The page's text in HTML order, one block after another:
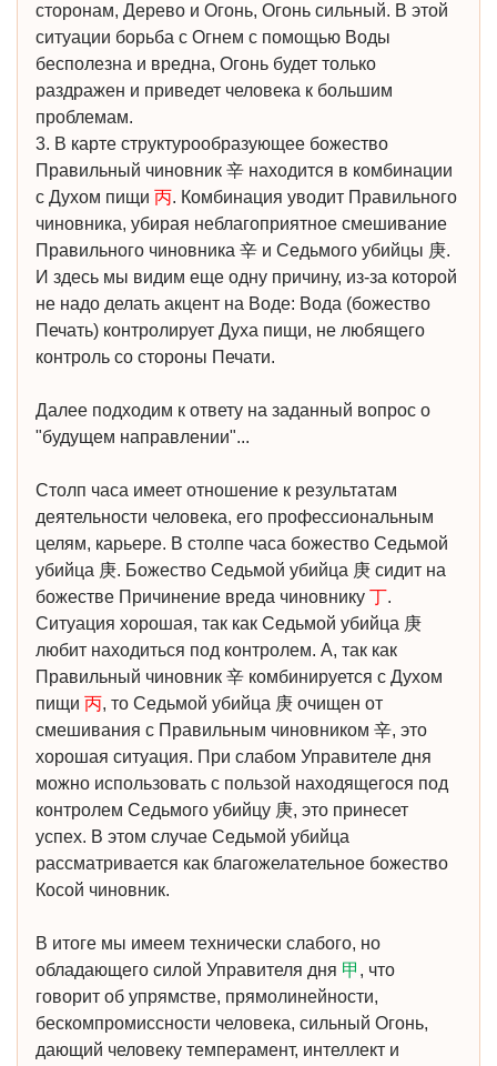
сторонам, Дерево и Огонь, Огонь сильный. В этой
ситуации борьба с Огнем с помощью Воды
бесполезна и вредна, Огонь будет только
раздражен и приведет человека к большим
проблемам.
3. В карте структурообразующее божество
Правильный чиновник 辛 находится в комбинации
с Духом пищи 丙. Комбинация уводит Правильного
чиновника, убирая неблагоприятное смешивание
Правильного чиновника 辛 и Седьмого убийцы 庚.
И здесь мы видим еще одну причину, из-за которой
не надо делать акцент на Воде: Вода (божество
Печать) контролирует Духа пищи, не любящего
контроль со стороны Печати.
Далее подходим к ответу на заданный вопрос о
"будущем направлении"...
Столп часа имеет отношение к результатам
деятельности человека, его профессиональным
целям, карьере. В столпе часа божество Седьмой
убийца 庚. Божество Седьмой убийца 庚 сидит на
божестве Причинение вреда чиновнику 丁.
Ситуация хорошая, так как Седьмой убийца 庚
любит находиться под контролем. А, так как
Правильный чиновник 辛 комбинируется с Духом
пищи 丙, то Седьмой убийца 庚 очищен от
смешивания с Правильным чиновником 辛, это
хорошая ситуация. При слабом Управителе дня
можно использовать с пользой находящегося под
контролем Седьмого убийцу 庚, это принесет
успех. В этом случае Седьмой убийца
рассматривается как благожелательное божество
Косой чиновник.
В итоге мы имеем технически слабого, но
обладающего силой Управителя дня 甲 , что
говорит об упрямстве, прямолинейности,
бескомпромиссности человека, сильный Огонь,
дающий человеку темперамент, интеллект и